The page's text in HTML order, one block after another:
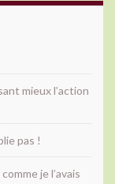
mieux l’action
pas !
je l’avais